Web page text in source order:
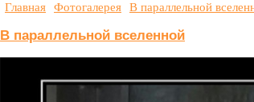
Главная Фотогалерея В параллельной
В параллельной вселенной